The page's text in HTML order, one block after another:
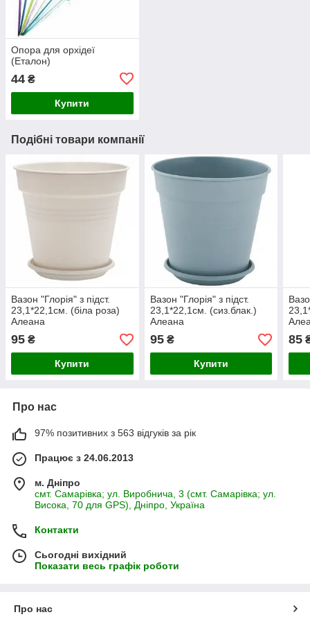
Опора для орхідеї
(Еталон)
44 ₴
Купити
Подібні товари компанії
Вазон "Глорія" з підст.
23,1*22,1см. (біла роза)
Алеана
95 ₴
Купити
Вазон "Глорія" з підст.
23,1*22,1см. (сиз.блак.)
Алеана
95₴
Купити
85
Про нас
97% позитивних з 563 відгуків за рік
Працює з 24.06.2013
м. Дніпро
смт. Самарівка; ул. Виробнича, 3 (смт. Самарівка; ул.
Висока, 70 для GPS), Дніпро, Україна
Контакти
Сьогодні вихідний
Показати весь графік роботи
Про нас